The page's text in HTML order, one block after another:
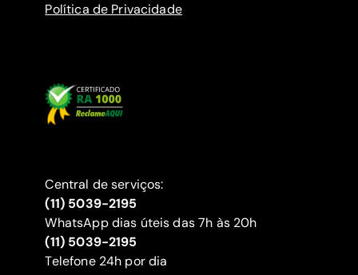
Política de Privacidade
Central de serviços:
(11) 5039-2195
WhatsApp dias úteis das 7h às 20h
(11) 5039-2195
‍Telefone 24h por dia